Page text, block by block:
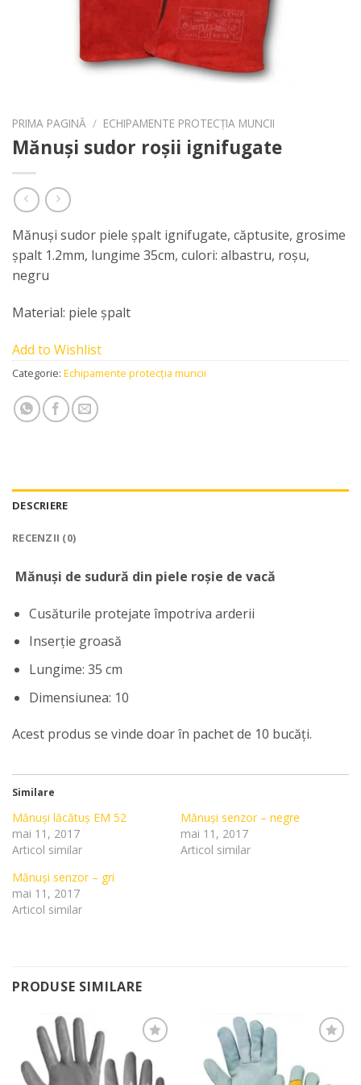
PRIMA PAGINĂ / ECHIPAMENTE PROTECȚIA MUNCII
Mănuși sudor roșii ignifugate
Mănuşi sudor piele şpalt ignifugate, căptusite, grosime
şpalt 1.2mm, lungime 35cm, culori: albastru, roşu,
negru
Material: piele şpalt
Add to Wishlist
Categorie: Echipamente protecția muncii
DESCRIERE
RECENZII (0)
Mănuși de sudură din piele roșie de vacă
Cusăturile protejate împotriva arderii
Inserție groasă
Lungime: 35 cm
Dimensiunea: 10
Acest produs se vinde doar în pachet de 10 bucăți.
Similare
Mănuși lăcătuș EM 52
mai 11, 2017
Articol similar
Mănuși senzor – negre
mai 11, 2017
Articol similar
Mănuși senzor – gri
mai 11, 2017
Articol similar
PRODUSE SIMILARE
Add to
Wishlist